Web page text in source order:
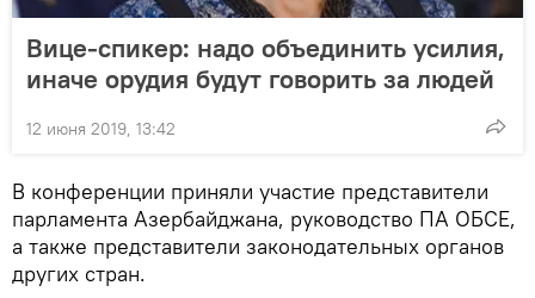
Вице-спикер: надо объединить усилия,
иначе орудия будут говорить за людей
12 июня 2019, 13:42
В конференции приняли участие представители
парламента Азербайджана, руководство ПА ОБСЕ,
а также представители законодательных органов
других стран.